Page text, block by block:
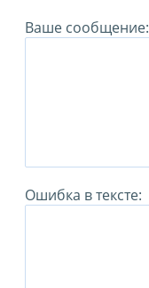
Ваше сообщение:
Ошибка в тексте: